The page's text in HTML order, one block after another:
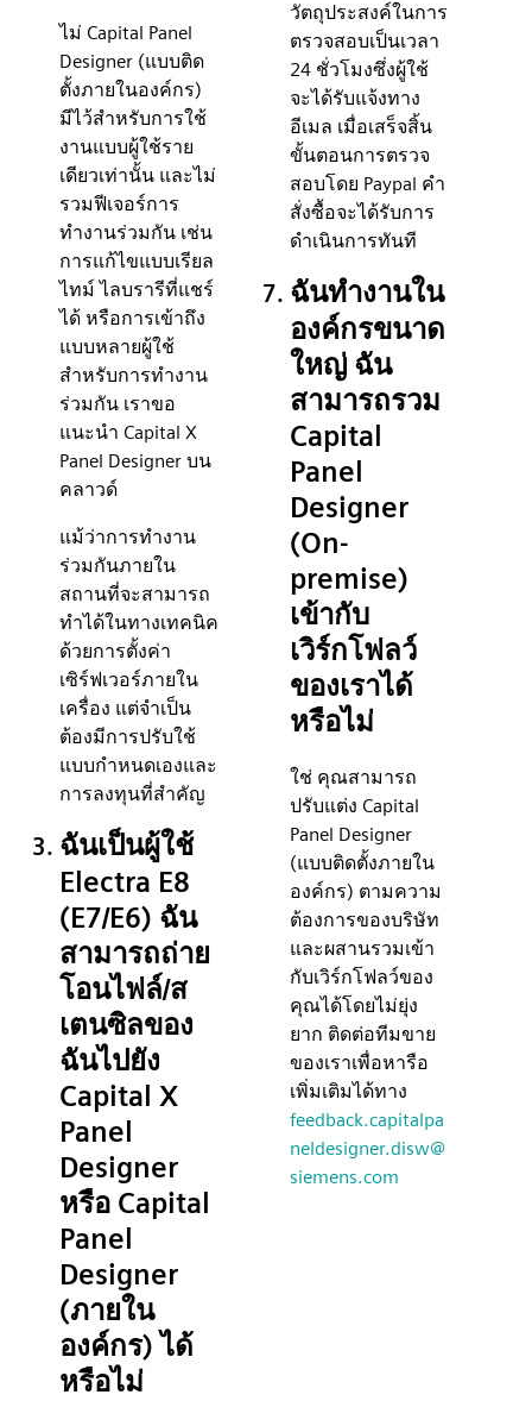
ไม่ Capital Panel
Designer (แบบติด
ตั้งภายในองค์กร)
มีไว้สำหรับการใช้
งานแบบผู้ใช้ราย
เดียวเท่านั้น และไม่
รวมฟีเจอร์การ
ทำงานร่วมกัน เช่น
การแก้ไขแบบเรียล
ไทม์ ไลบรารีที่แชร์
ได้ หรือการเข้าถึง
แบบหลายผู้ใช้
สำหรับการทำงาน
ร่วมกัน เราขอ
แนะนำ Capital X
Panel Designer บน
คลาวด์
แม้ว่าการทำงาน
ร่วมกันภายใน
สถานที่จะสามารถ
ทำได้ในทางเทคนิค
ด้วยการตั้งค่า
เซิร์ฟเวอร์ภายใน
เครื่อง แต่จำเป็น
ต้องมีการปรับใช้
แบบกำหนดเองและ
การลงทุนที่สำคัญ
ฉันเป็นผู้ใช้
Electra E8
(E7/E6) ฉัน
สามารถถ่าย
โอนไฟล์/ส
เตนซิลของ
ฉันไปยัง
Capital X
Panel
Designer
หรือ Capital
Panel
Designer
(ภายใน
องค์กร) ได้
หรือไม่
วัตถุประสงค์ในการ
ตรวจสอบเป็นเวลา
24 ชั่วโมงซึ่งผู้ใช้
จะได้รับแจ้งทาง
อีเมล เมื่อเสร็จสิ้น
ขั้นตอนการตรวจ
สอบโดย Paypal คำ
สั่งซื้อจะได้รับการ
ดำเนินการทันที
ฉันทำงานใน
องค์กรขนาด
ใหญ่ ฉัน
สามารถรวม
Capital
Panel
Designer
(On-
premise)
เข้ากับ
เวิร์กโฟลว์
ของเราได้
หรือไม่
ใช่ คุณสามารถ
ปรับแต่ง Capital
Panel Designer
(แบบติดตั้งภายใน
องค์กร) ตามความ
ต้องการของบริษัท
และผสานรวมเข้า
กับเวิร์กโฟลว์ของ
คุณได้โดยไม่ยุ่ง
ยาก ติดต่อทีมขาย
ของเราเพื่อหารือ
เพิ่มเติมได้ทาง
feedback.capitalpa
neldesigner.disw@
siemens.com